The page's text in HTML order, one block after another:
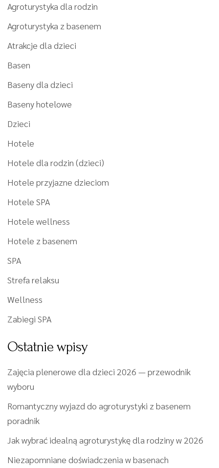
Agroturystyka dla rodzin
Agroturystyka z basenem
Atrakcje dla dzieci
Basen
Baseny dla dzieci
Baseny hotelowe
Dzieci
Hotele
Hotele dla rodzin (dzieci)
Hotele przyjazne dzieciom
Hotele SPA
Hotele wellness
Hotele z basenem
SPA
Strefa relaksu
Wellness
Zabiegi SPA
Ostatnie wpisy
Zajęcia plenerowe dla dzieci 2026 — przewodnik
wyboru
Romantyczny wyjazd do agroturystyki z basenem
poradnik
Jak wybrać idealną agroturystykę dla rodziny w 2026
Niezapomniane doświadczenia w basenach